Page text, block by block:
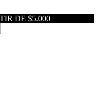
DE $5.000